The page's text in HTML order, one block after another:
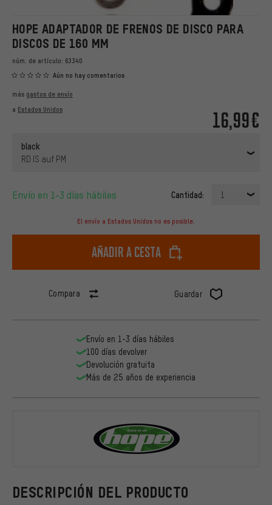
HOPE ADAPTADOR DE FRENOS DE DISCO PARA
DISCOS DE 160 MM
núm. de artículo: 63340
Aún no hay comentarios
16,99€
más gastos de envío
a Estados Unidos
black
RD IS auf PM
Envío en 1-3 días hábiles Cantidad: 1
El envío a Estados Unidos no es posible.
Añadir a cesta
Compara Guardar
DESCRIPCIÓN DEL PRODUCTO
Envío en 1-3 días hábiles
100 días devolver
Devolución gratuita
Más de 25 años de experiencia